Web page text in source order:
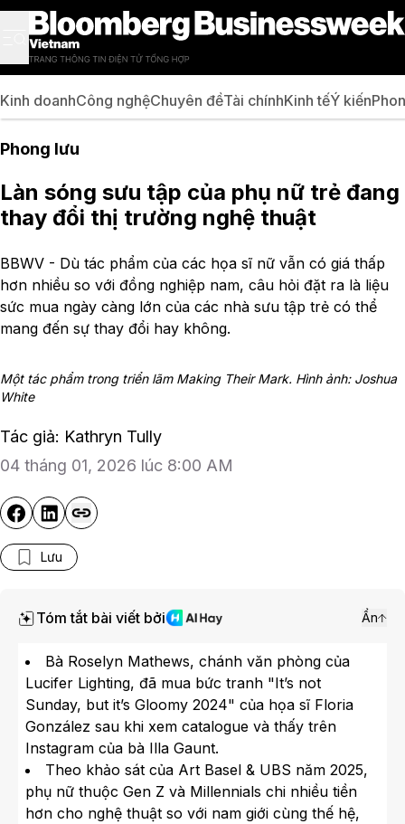
Kinh doanhCông nghệChuyên đềTài chínhKinh tếÝ kiến
Phong lưu
Làn sóng sưu tập của phụ nữ trẻ đang
thay đổi thị trường nghệ thuật
BBWV - Dù tác phẩm của các họa sĩ nữ vẫn có giá thấp
hơn nhiều so với đồng nghiệp nam, câu hỏi đặt ra là liệu
sức mua ngày càng lớn của các nhà sưu tập trẻ có thể
mang đến sự thay đổi hay không.
Một tác phẩm trong triển lãm Making Their Mark. Hình ảnh: Joshua
White
Tác giả: Kathryn Tully
04 tháng 01, 2026 lúc 8:00 AM
Lưu
Tóm tắt bài viết bởi Ẩn
Bà Roselyn Mathews, chánh văn phòng của
Lucifer Lighting, đã mua bức tranh "It’s not
Sunday, but it’s Gloomy 2024" của họa sĩ Floria
González sau khi xem catalogue và thấy trên
Instagram của bà Illa Gaunt.
Theo khảo sát của Art Basel & UBS năm 2025,
phụ nữ thuộc Gen Z và Millennials chi nhiều tiền
hơn cho nghệ thuật so với nam giới cùng thế hệ,